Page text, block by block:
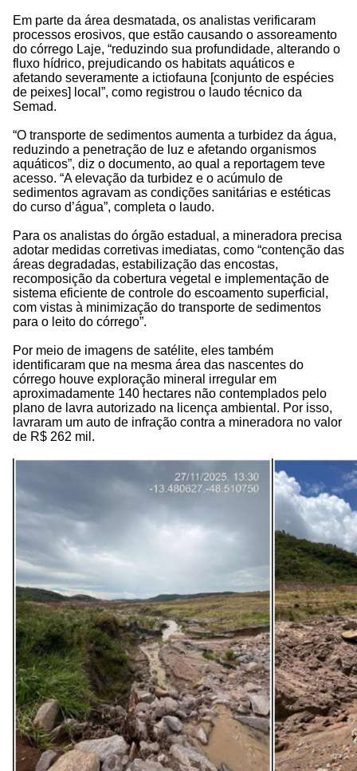
Em parte da área desmatada, os analistas verificaram
processos erosivos, que estão causando o assoreamento
do córrego Laje, “reduzindo sua profundidade, alterando o
fluxo hídrico, prejudicando os habitats aquáticos e
afetando severamente a ictiofauna [conjunto de espécies
de peixes] local”, como registrou o laudo técnico da
Semad.
“O transporte de sedimentos aumenta a turbidez da água,
reduzindo a penetração de luz e afetando organismos
aquáticos”, diz o documento, ao qual a reportagem teve
acesso. “A elevação da turbidez e o acúmulo de
sedimentos agravam as condições sanitárias e estéticas
do curso d’água”, completa o laudo.
Para os analistas do órgão estadual, a mineradora precisa
adotar medidas corretivas imediatas, como “contenção das
áreas degradadas, estabilização das encostas,
recomposição da cobertura vegetal e implementação de
sistema eficiente de controle do escoamento superficial,
com vistas à minimização do transporte de sedimentos
para o leito do córrego”.
Por meio de imagens de satélite, eles também
identificaram que na mesma área das nascentes do
córrego houve exploração mineral irregular em
aproximadamente 140 hectares não contemplados pelo
plano de lavra autorizado na licença ambiental. Por isso,
lavraram um auto de infração contra a mineradora no valor
de R$ 262 mil.